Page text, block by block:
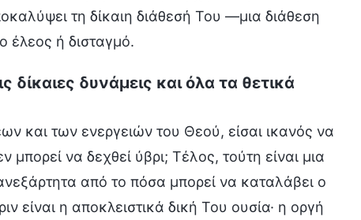
τη δίκαιη διάθεσή Του —μια διάθεση
έλεος ή δισταγμό.
δίκαιες δυνάμεις και όλα τα θετικά
και των ενεργειών του Θεού, είσαι ικανός να
να δεχθεί ύβρι; Τέλος, τούτη είναι μια
από το πόσα μπορεί να καταλάβει ο
είναι η αποκλειστικά δική Του ουσία· η οργή